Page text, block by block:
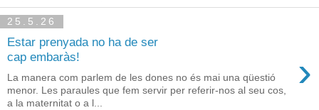
25.5.26
Estar prenyada no ha de ser
cap embaràs!
›
La manera com parlem de les dones no és mai una qüestió
menor. Les paraules que fem servir per referir-nos al seu cos,
a la maternitat o a l...